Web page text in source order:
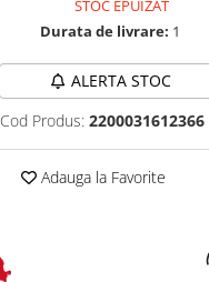
STOC EPUIZAT
Durata de livrare: 1
ALERTA STOC
Cod Produs: 2200031612366
Adauga la Favorite